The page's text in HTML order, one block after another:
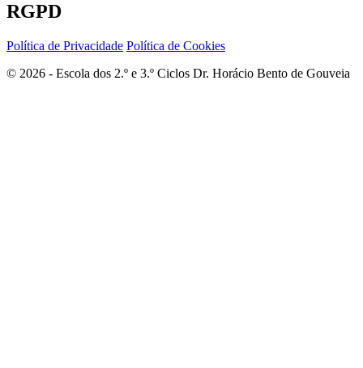
RGPD
Política de Privacidade Política de Cookies
© 2026 - Escola dos 2.º e 3.º Ciclos Dr. Horácio Bento de Gouveia